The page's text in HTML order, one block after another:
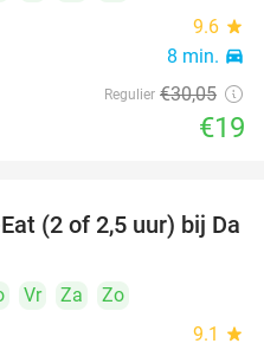
9.6 star
8 min. directions_car
Regulier €30,05
€19
30%
(2 of 2,5 uur) bij Da
Vr Za
Zo
9.1 star